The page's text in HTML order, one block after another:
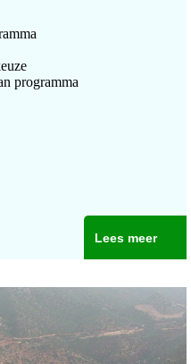
programma
Lees meer